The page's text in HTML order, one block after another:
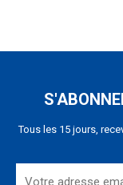
Tous les 15 jours,